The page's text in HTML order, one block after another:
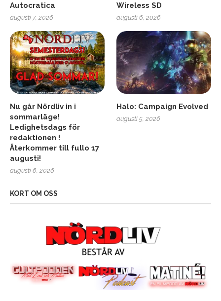
Autocratica
augusti 7, 2026
Wireless SD
augusti 6, 2026
Nu går Nördliv in i
sommarläge!
Ledighetsdags för
redaktionen !
Återkommer till fullo 17
augusti!
augusti 6, 2026
Halo: Campaign Evolved
augusti 5, 2026
KORT OM OSS